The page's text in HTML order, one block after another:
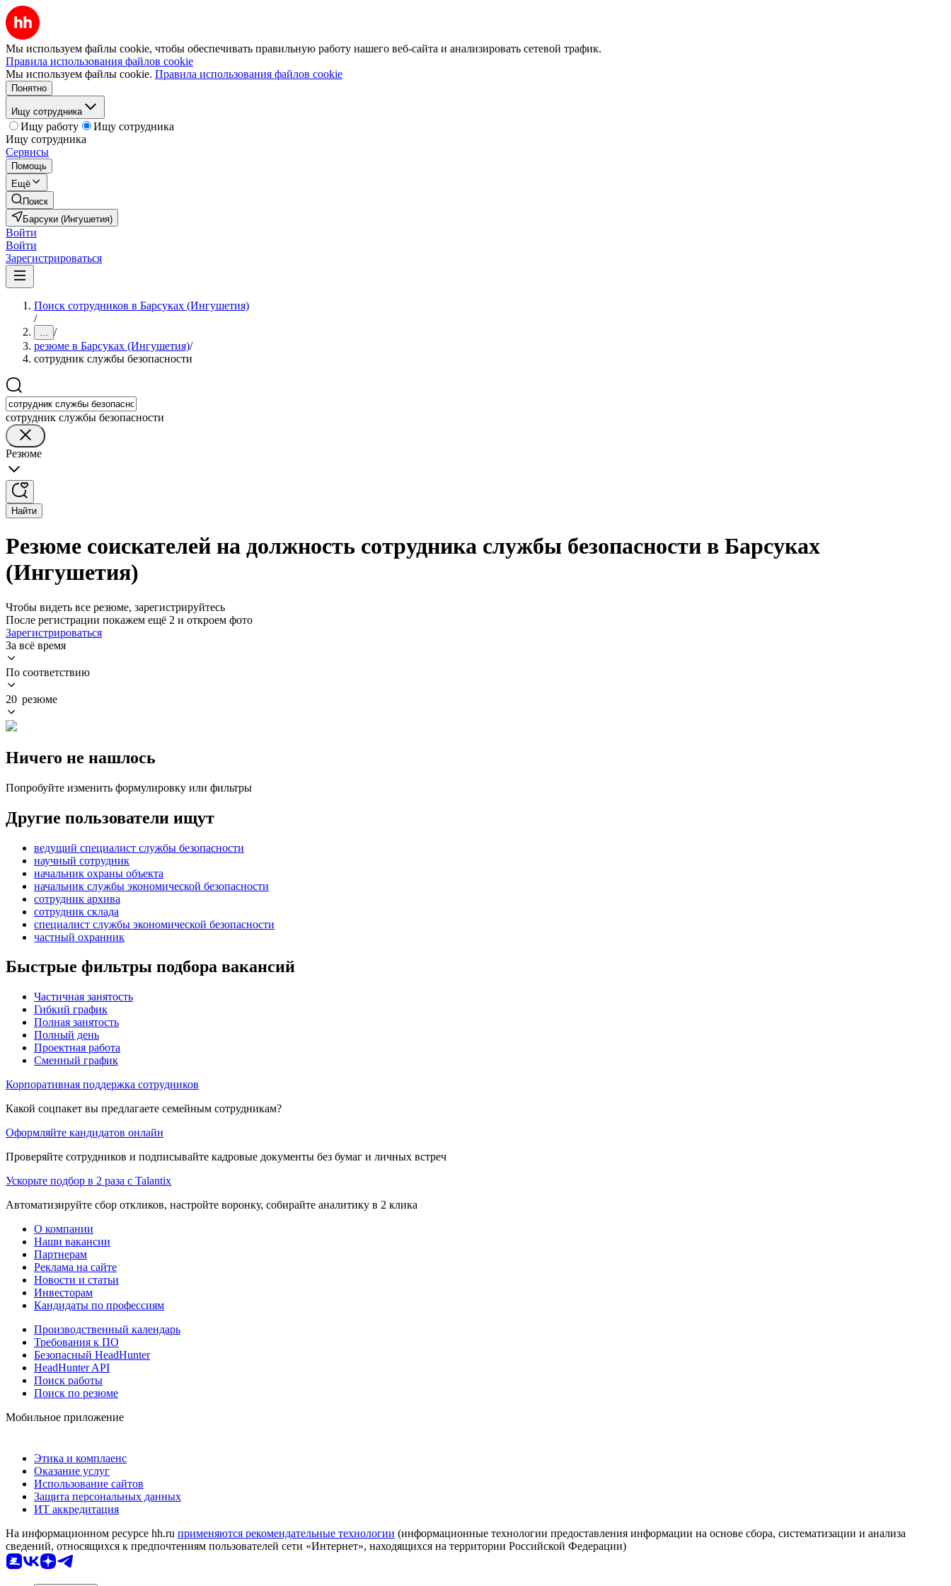
Мы используем файлы cookie, чтобы обеспечивать правильную работу нашего веб-сайта и анализировать сетевой трафик.
Правила использования файлов cookie
Мы используем файлы cookie. Правила использования файлов cookie
Понятно
Ищу сотрудника
Ищу работу
Ищу сотрудника
Ищу сотрудника
Сервисы
Помощь
Ещё
Поиск
Барсуки (Ингушетия)
Войти
Войти
Зарегистрироваться
Поиск сотрудников в Барсуках (Ингушетия)
/
... /
резюме в Барсуках (Ингушетия)/
сотрудник службы безопасности
сотрудник службы безопасности
Резюме
Найти
Резюме соискателей на должность сотрудника службы безопасности в Барсуках
(Ингушетия)
Чтобы видеть все резюме, зарегистрируйтесь
После регистрации покажем ещё 2 и откроем фото
Зарегистрироваться
За всё время
По соответствию
20 резюме
Ничего не нашлось
Попробуйте изменить формулировку или фильтры
Другие пользователи ищут
ведущий специалист службы безопасности
научный сотрудник
начальник охраны объекта
начальник службы экономической безопасности
сотрудник архива
сотрудник склада
специалист службы экономической безопасности
частный охранник
Быстрые фильтры подбора вакансий
Частичная занятость
Гибкий график
Полная занятость
Полный день
Проектная работа
Сменный график
Корпоративная поддержка сотрудников
Какой соцпакет вы предлагаете семейным сотрудникам?
Оформляйте кандидатов онлайн
Проверяйте сотрудников и подписывайте кадровые документы без бумаг и личных встреч
Ускорьте подбор в 2 раза с Talantix
Автоматизируйте сбор откликов, настройте воронку, собирайте аналитику в 2 клика
О компании
Наши вакансии
Партнерам
Реклама на сайте
Новости и статьи
Инвесторам
Кандидаты по профессиям
Производственный календарь
Требования к ПО
Безопасный HeadHunter
HeadHunter API
Поиск работы
Поиск по резюме
Мобильное приложение
Этика и комплаенс
Оказание услуг
Использование сайтов
Защита персональных данных
ИТ аккредитация
На информационном ресурсе hh.ru применяются рекомендательные технологии (информационные технологии предоставления информации на основе сбора, систематизации и анализа
сведений, относящихся к предпочтениям пользователей сети «Интернет», находящихся на территории Российской Федерации)